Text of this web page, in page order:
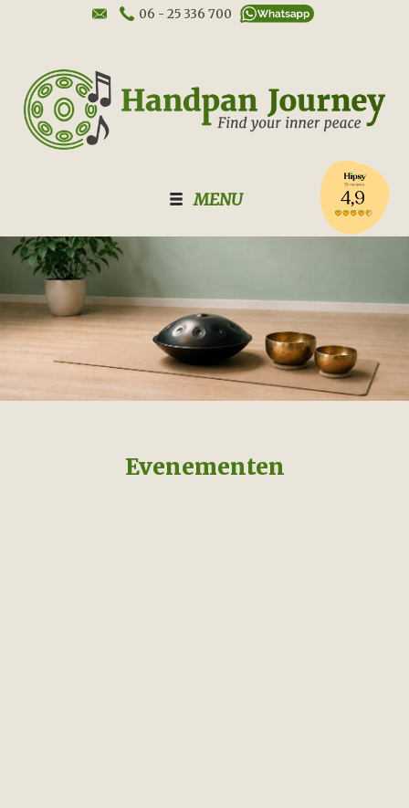
06 - 25 336 700
MENU
Evenementen